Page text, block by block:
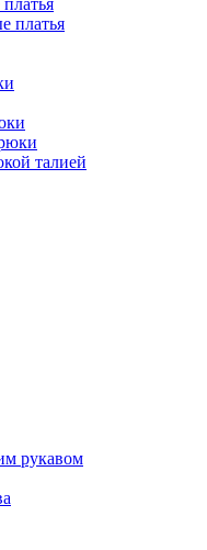
платья
талией
рукавом